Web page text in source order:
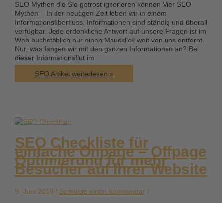
SEO Mythen die Sie getrost ignorieren können Vier SEO
Mythen – In der heutigen Zeit leben wir in einem
Informationsüberfluss. Informationen sind ständig und überall
verfügbar. Jede erdenkliche Antwort auf unsere Fragen ist im
Web buchstäblich nur einen Mausklick weit von uns entfernt.
Nur, was fangen wir mit den ganzen Informationen an? Bei
dieser Informationsflut im
SEO
Mythen
und
Raketenwissenschaft
SEO Artikel weiterlesen »
SEO Checkliste für
einfache Onpage – Offpage
Optimierung für mehr
Besucher auf Ihrer Website
9. Juni 2019 / Schreibe einen Kommentar /